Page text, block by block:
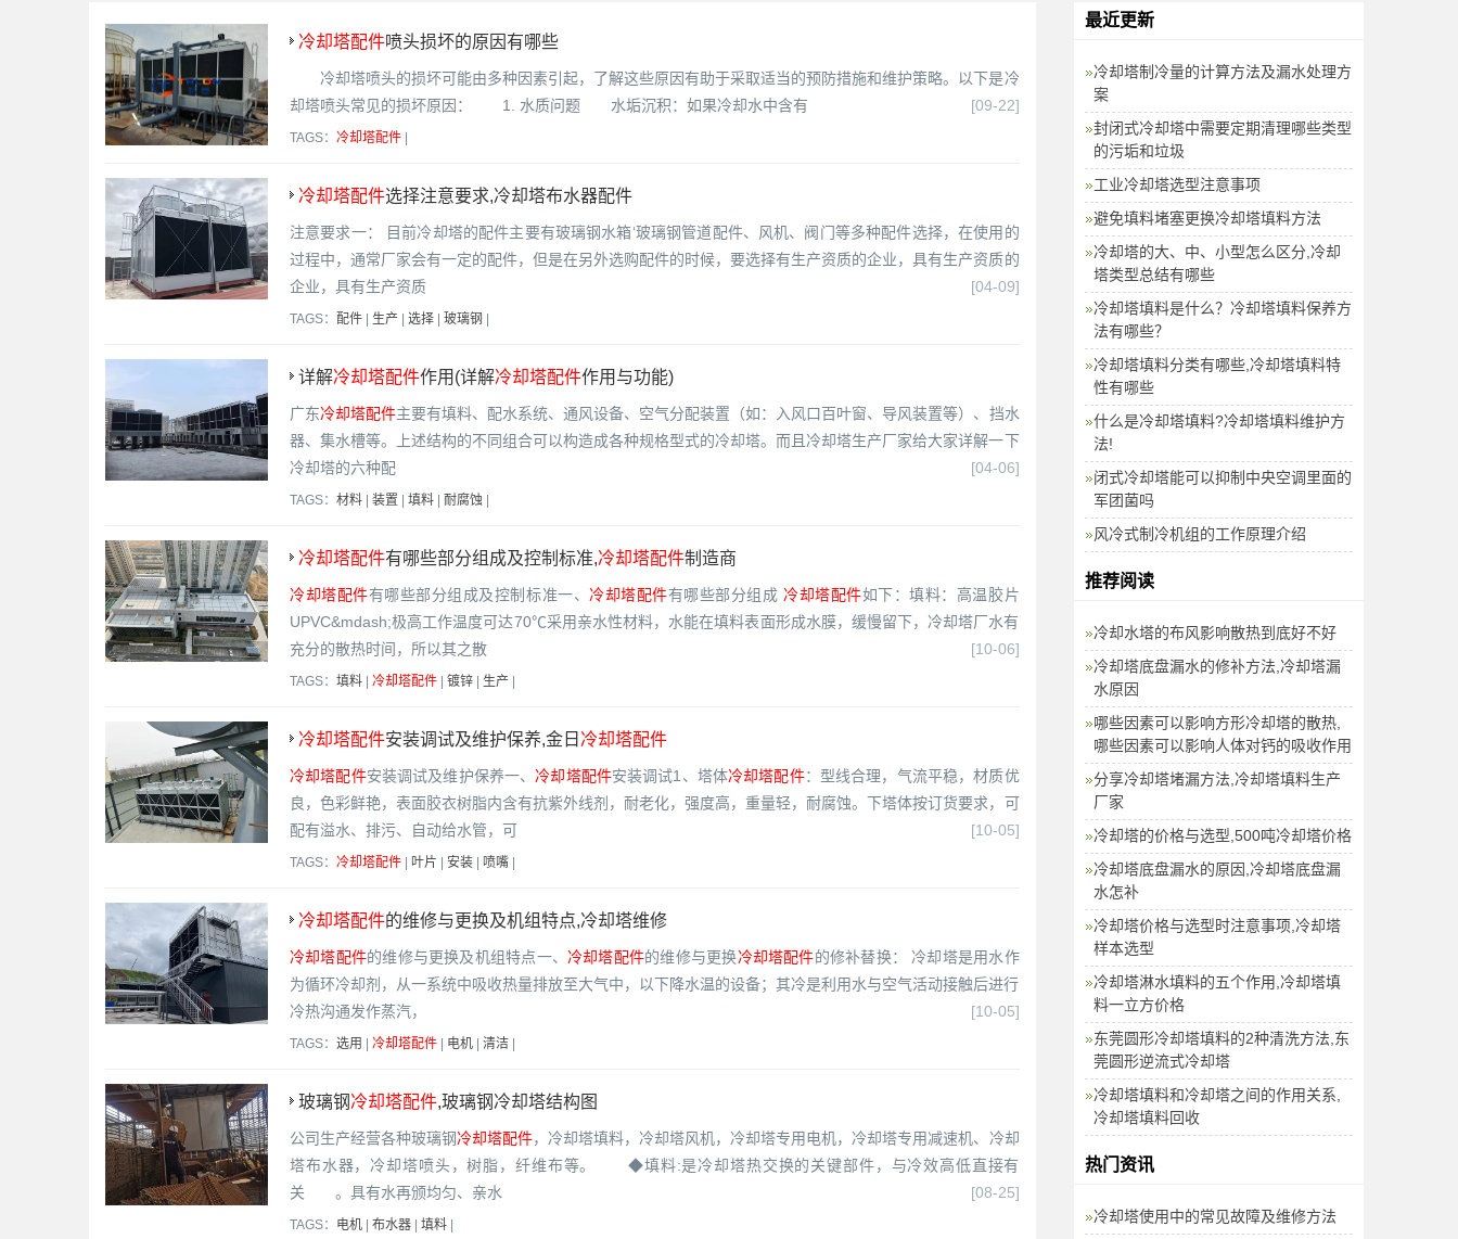
冷却塔配件喷头损坏的原因有哪些
冷却塔喷头的损坏可能由多种因素引起，了解这些原因有助于采取适当的预防措施和维护策略。以下是冷
却塔喷头常见的损坏原因： 1. 水质问题 水垢沉积：如果冷却水中含有
[09-22]
TAGS： 冷却塔配件 |
冷却塔配件选择注意要求,冷却塔布水器配件
注意要求一： 目前冷却塔的配件主要有玻璃钢水箱‘玻璃钢管道配件、风机、阀门等多种配件选择，在使用的
过程中，通常厂家会有一定的配件，但是在另外选购配件的时候，要选择有生产资质的企业，具有生产资质的
企业，具有生产资质
[04-09]
TAGS： 配件 | 生产 | 选择 | 玻璃钢 |
详解冷却塔配件作用(详解冷却塔配件作用与功能)
广东冷却塔配件主要有填料、配水系统、通风设备、空气分配装置（如：入风口百叶窗、导风装置等）、挡水
器、集水槽等。上述结构的不同组合可以构造成各种规格型式的冷却塔。而且冷却塔生产厂家给大家详解一下
冷却塔的六种配
[04-06]
TAGS： 材料 | 装置 | 填料 | 耐腐蚀 |
冷却塔配件有哪些部分组成及控制标准,冷却塔配件制造商
冷却塔配件有哪些部分组成及控制标准一、冷却塔配件有哪些部分组成冷却塔配件如下：填料：高温胶片
UPVC&mdash;极高工作温度可达70℃采用亲水性材料，水能在填料表面形成水膜，缓慢留下，冷却塔厂水有
充分的散热时间，所以其之散
[10-06]
TAGS： 填料 | 冷却塔配件 | 镀锌 | 生产 |
冷却塔配件安装调试及维护保养,金日 冷却塔配件
冷却塔配件安装调试及维护保养一、冷却塔配件安装调试1、塔体冷却塔配件：型线合理，气流平稳，材质优
良，色彩鲜艳，表面胶衣树脂内含有抗紫外线剂，耐老化，强度高，重量轻，耐腐蚀。下塔体按订货要求，可
配有溢水、排污、自动给水管，可
[10-05]
TAGS： 冷却塔配件 | 叶片 | 安装 | 喷嘴 |
冷却塔配件的维修与更换及机组特点,冷却塔维修
冷却塔配件的维修与更换及机组特点一、冷却塔配件的维修与更换冷却塔配件的修补替换： 冷却塔是用水作
为循环冷却剂，从一系统中吸收热量排放至大气中，以下降水温的设备；其冷是利用水与空气活动接触后进行
冷热沟通发作蒸汽，
[10-05]
TAGS： 选用 | 冷却塔配件 | 电机 | 清洁 |
玻璃钢 冷却塔配件,玻璃钢冷却塔结构图
公司生产经营各种玻璃钢冷却塔配件，冷却塔填料，冷却塔风机，冷却塔专用电机，冷却塔专用减速机、冷却
塔布水器，冷却塔喷头，树脂，纤维布等。 ◆填料:是冷却塔热交换的关键部件，与冷效高低直接有
关 。具有水再颁均匀、亲水
[08-25]
TAGS： 电机 | 布水器 | 填料 |
最近更新
冷却塔制冷量的计算方法及漏水处理方
案
封闭式冷却塔中需要定期清理哪些类型
的污垢和垃圾
工业冷却塔选型注意事项
避免填料堵塞更换冷却塔填料方法
冷却塔的大、中、小型怎么区分,冷却
塔类型总结有哪些
冷却塔填料是什么？冷却塔填料保养方
法有哪些？
冷却塔填料分类有哪些,冷却塔填料特
性有哪些
什么是冷却塔填料?冷却塔填料维护方
法!
闭式冷却塔能可以抑制中央空调里面的
军团菌吗
风冷式制冷机组的工作原理介绍
推荐阅读
冷却水塔的布风影响散热到底好不好
冷却塔底盘漏水的修补方法,冷却塔漏
水原因
哪些因素可以影响方形冷却塔的散热,
哪些因素可以影响人体对钙的吸收作用
分享冷却塔堵漏方法,冷却塔填料生产
厂家
冷却塔的价格与选型,500吨冷却塔价格
冷却塔底盘漏水的原因,冷却塔底盘漏
水怎补
冷却塔价格与选型时注意事项,冷却塔
样本选型
冷却塔淋水填料的五个作用,冷却塔填
料一立方价格
东莞圆形冷却塔填料的2种清洗方法,东
莞圆形逆流式冷却塔
冷却塔填料和冷却塔之间的作用关系,
冷却塔填料回收
热门资讯
冷却塔使用中的常见故障及维修方法